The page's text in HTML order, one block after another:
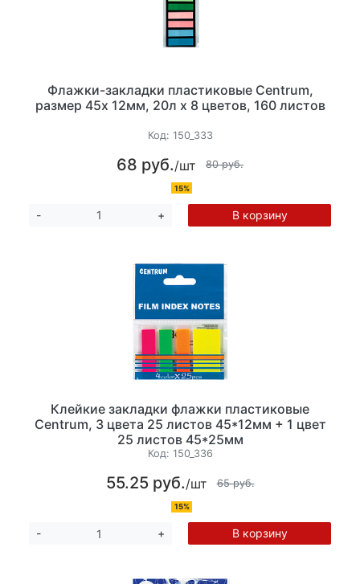
Флажки-закладки пластиковые Centrum,
размер 45х 12мм, 20л х 8 цветов, 160 листов
Код: 150_333
68 руб./шт 80 руб.
15%
- + В корзину
Клейкие закладки флажки пластиковые
Centrum, 3 цвета 25 листов 45*12мм + 1 цвет
25 листов 45*25мм
Код: 150_336
55.25 руб./шт 65 руб.
15%
- + В корзину